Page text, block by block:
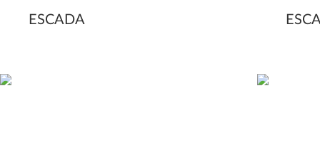
ESCADA